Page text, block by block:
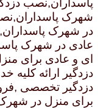
شهرک پاسداران,نصب
در شهرک
عادی در شهرک
ای و عادی برای
دزدگیر ارائه
دزدگیر تخصصی
برای منزل در